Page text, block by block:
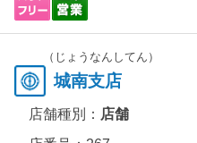
（じょうなんしてん）
城南支店
店舗種別： 店舗